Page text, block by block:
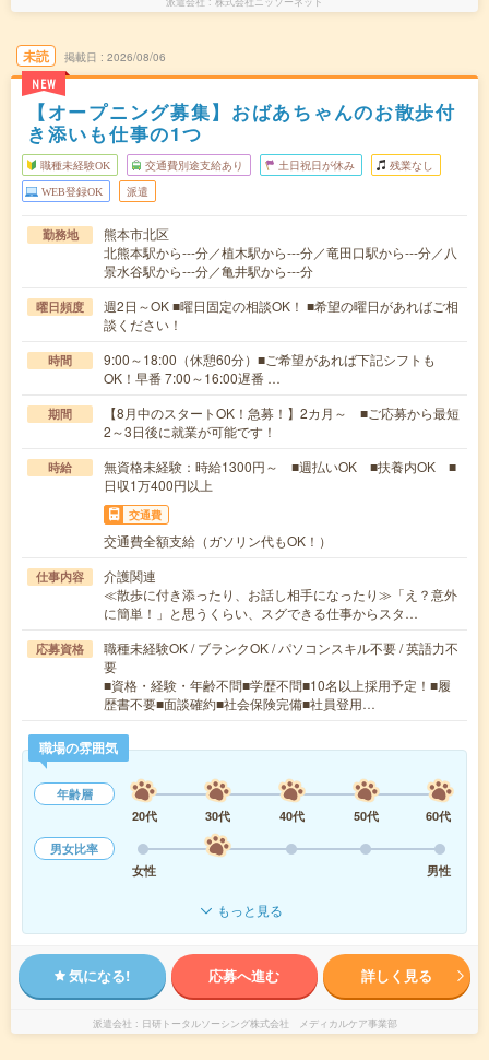
未読
NEW
掲載日 2026/08/06
【オープニング募集】おばあちゃんのお散歩付
き添いも仕事の1つ
職種未経験OK 交通費別途支給あり 土日祝日が休み 残業なし
WEB登録OK 派遣
勤務地
熊本市北区
北熊本駅から---分／植木駅から---分／竜田口駅から---分／八
景水谷駅から---分／亀井駅から---分
曜日頻度
週2日～OK ■曜日固定の相談OK！ ■希望の曜日があればご相
談ください！
時間
9:00～18:00（休憩60分）■ご希望があれば下記シフトも
OK！早番 7:00～16:00遅番 …
期間
【8月中のスタートOK！急募！】2カ月～ ■ご応募から最短
2～3日後に就業が可能です！
時給
無資格未経験：時給1300円～ ■週払いOK ■扶養内OK ■
日収1万400円以上
交通費
交通費全額支給（ガソリン代もOK！）
仕事内容
介護関連
≪散歩に付き添ったり、お話し相手になったり≫「え？意外
に簡単！」と思うくらい、スグできる仕事からスタ…
応募資格
職種未経験OK / ブランクOK / パソコンスキル不要 / 英語力不
要
■資格・経験・年齢不問■学歴不問■10名以上採用予定！■履
歴書不要■面談確約■社会保険完備■社員登用…
職場の雰囲気
年齢層
20代
30代 40代 50代
60代
男女比率
女性
男性
もっと見る
気になる! 応募へ進む 詳しく見る
派遣会社 日研トータルソーシング株式会社 メディカルケア事業部